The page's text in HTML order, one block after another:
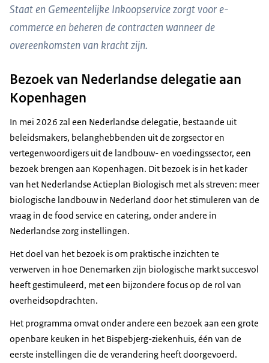
Staat en Gemeentelijke Inkoopservice zorgt voor e-
commerce en beheren de contracten wanneer de
overeenkomsten van kracht zijn.
Bezoek van Nederlandse delegatie aan
Kopenhagen
In mei 2026 zal een Nederlandse delegatie, bestaande uit
beleidsmakers, belanghebbenden uit de zorgsector en
vertegenwoordigers uit de landbouw- en voedingssector, een
bezoek brengen aan Kopenhagen. Dit bezoek is in het kader
van het Nederlandse Actieplan Biologisch met als streven: meer
biologische landbouw in Nederland door het stimuleren van de
vraag in de food service en catering, onder andere in
Nederlandse zorg instellingen.
Het doel van het bezoek is om praktische inzichten te
verwerven in hoe Denemarken zijn biologische markt succesvol
heeft gestimuleerd, met een bijzondere focus op de rol van
overheidsopdrachten.
Het programma omvat onder andere een bezoek aan een grote
openbare keuken in het Bispebjerg-ziekenhuis, één van de
eerste instellingen die de verandering heeft doorgevoerd.